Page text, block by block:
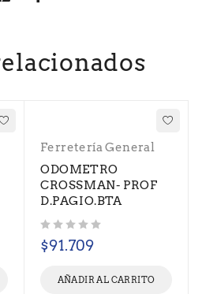
Ferretería General
ODOMETRO
CROSSMAN- PROF
D.PAGIO.BTA
$91.709
AÑADIR AL CARRITO